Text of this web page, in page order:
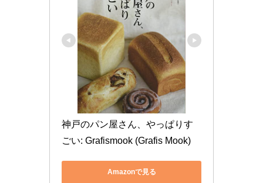
神戸のパン屋さん、やっぱりす
ごい: Grafismook (Grafis Mook)
Amazonで見る